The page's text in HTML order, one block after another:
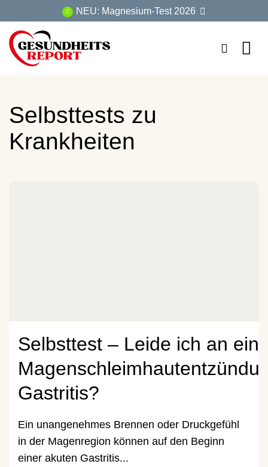
Inhalt
springen
NEU: Magnesium-Test 2026
Selbsttests zu
Krankheiten
Selbsttest – Leide ich an
Gastritis?
Ein unangenehmes Brennen oder Druckgefühl
in der Magenregion können auf den Beginn
einer akuten Gastritis...